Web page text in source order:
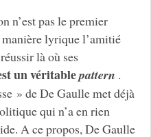
n’est pas le premier
lyrique l’amitié
là où ses
un véritablepattern .
» de De Gaulle met déjà
qui n’a en rien
A ce propos, De Gaulle